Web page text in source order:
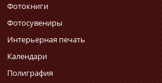
Фотокниги
Фотосувениры
Интерьерная печать
Календари
Полиграфия